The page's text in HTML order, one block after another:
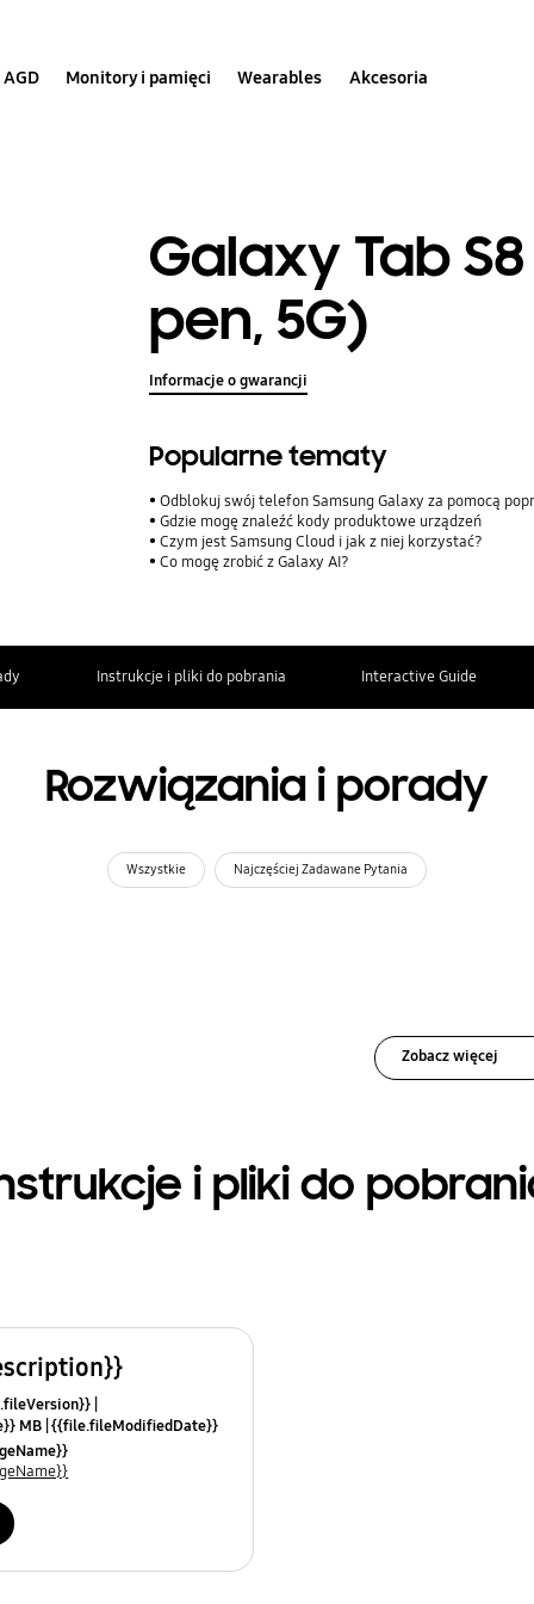
AGD Monitory i pamięci Wearables Akcesoria
Galaxy Tab S8
pen, 5G)
Informacje o gwarancji
Popularne tematy
Odblokuj swój telefon Samsung Galaxy za pomocą
Gdzie mogę znaleźć kody produktowe urządzeń
Czym jest Samsung Cloud i jak z niej korzystać?
Co mogę zrobić z Galaxy AI?
Instrukcje i pliki do pobrania Interactive Guide
Rozwiązania i porady
Wszystkie Najczęściej Zadawane Pytania
Zobacz więcej
i pliki do
MB {{file.fileModifiedDate}}